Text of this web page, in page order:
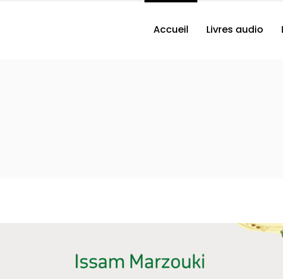
Accueil Livres audio